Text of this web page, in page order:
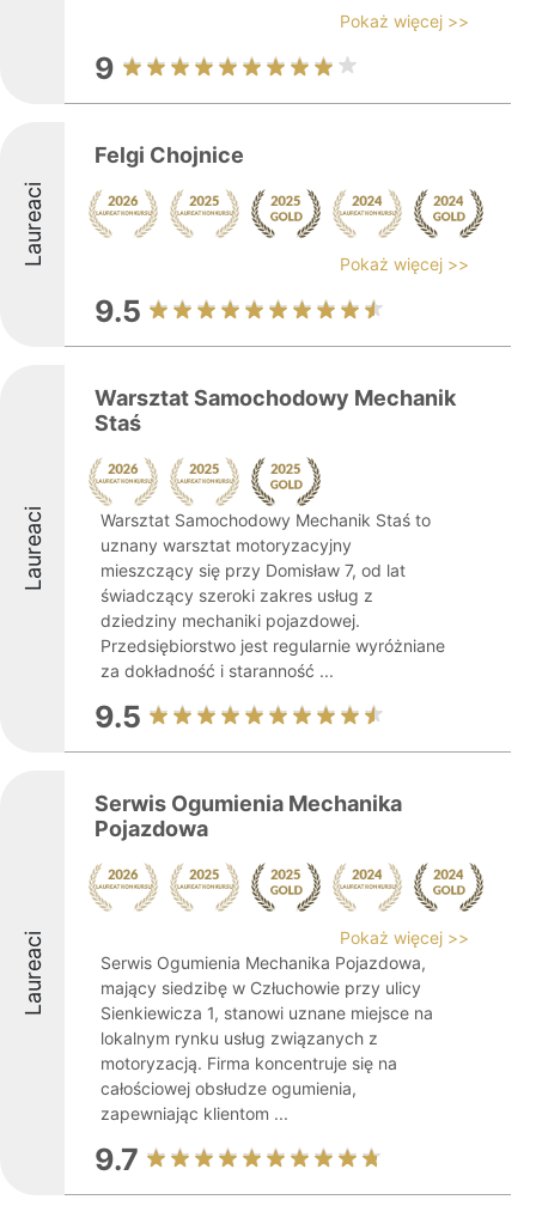
Pokaż więcej >>
9
Laureaci
Felgi Chojnice
Pokaż więcej >>
9.5
Laureaci
Warsztat Samochodowy Mechanik
Staś
Warsztat Samochodowy Mechanik Staś to
uznany warsztat motoryzacyjny
mieszczący się przy Domisław 7, od lat
świadczący szeroki zakres usług z
dziedziny mechaniki pojazdowej.
Przedsiębiorstwo jest regularnie wyróżniane
za dokładność i staranność ...
9.5
Laureaci
Serwis Ogumienia Mechanika
Pojazdowa
Pokaż więcej >>
Serwis Ogumienia Mechanika Pojazdowa,
mający siedzibę w Człuchowie przy ulicy
Sienkiewicza 1, stanowi uznane miejsce na
lokalnym rynku usług związanych z
motoryzacją. Firma koncentruje się na
całościowej obsłudze ogumienia,
zapewniając klientom ...
9.7